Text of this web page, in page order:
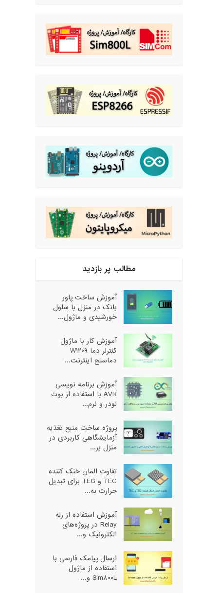
مطالب پر بازدید
آموزش ساخت پاور
بانک در منزل با سلول
خورشیدی و ماژول...
آموزش کار با ماژول
کنترلر دما W1209
دماسنج اینترنت...
آموزش برنامه نویسی
AVR با استفاده از بوت
لودر و نرم...
پروژه ساخت منبع تغذیه
آزمایشگاهی کاربردی در
منزل بر...
تفاوت المان خنک کننده
TEC و TEG برای تبدیل
حرارت به...
آموزش استفاده از رله
Relay در پروژه‌های
الکترونیک و...
ارسال پیامک فارسی با
استفاده از ماژول
Sim800L و...